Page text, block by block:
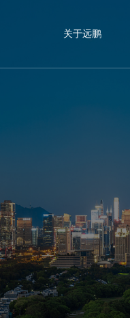
关于远鹏